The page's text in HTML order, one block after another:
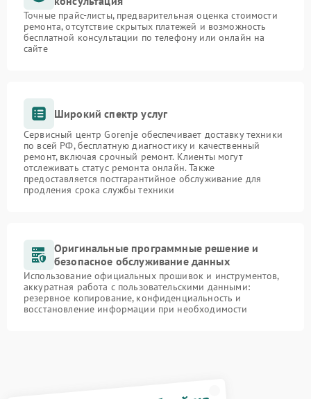
Точные прайс-листы, предварительная оценка стоимости
ремонта, отсутствие скрытых платежей и возможность
бесплатной консультации по телефону или онлайн на
сайте
Широкий спектр услуг
Сервисный центр Gorenje обеспечивает доставку техники
по всей РФ, бесплатную диагностику и качественный
ремонт, включая срочный ремонт. Клиенты могут
отслеживать статус ремонта онлайн. Также
предоставляется постгарантийное обслуживание для
продления срока службы техники
Оригинальные программные решение и
безопасное обслуживание данных
Использование официальных прошивок и инструментов,
аккуратная работа с пользовательскими данными:
резервное копирование, конфиденциальность и
восстановление информации при необходимости